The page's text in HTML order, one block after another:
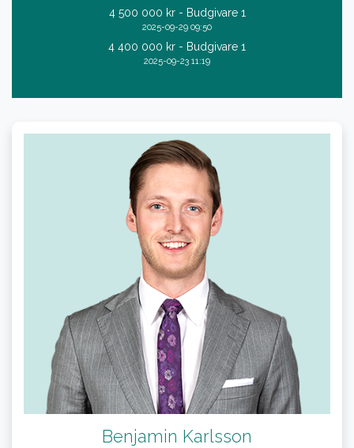
4 500 000 kr - Budgivare 1
2025-09-29 09:50
4 400 000 kr - Budgivare 1
2025-09-23 11:19
Benjamin Karlsson